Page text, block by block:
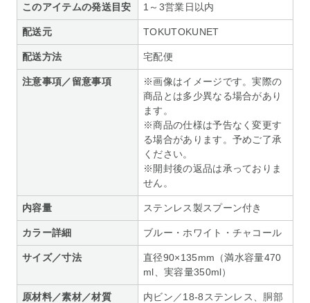
このアイテムの発送目安 1～3営業日以内
配送元 TOKUTOKUNET
配送方法 宅配便
注意事項／留意事項
※画像はイメージです。実際の
商品とは多少異なる場合があり
ます。
※商品の仕様は予告なく変更す
る場合があります。予めご了承
ください。
※開封後の返品は承っておりま
せん。
内容量 ステンレス製スプーン付き
カラー詳細 ブルー・ホワイト・チャコール
サイズ／寸法
直径90×135mm（満水容量470
ml、実容量350ml）
原材料／素材／材質
内ビン／18-8ステンレス、胴部